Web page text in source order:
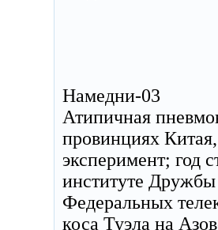
Намедни-03
Атипичная
провинциях
эксперимент; год
институте Дружбы
Федеральных
коса Туэла на